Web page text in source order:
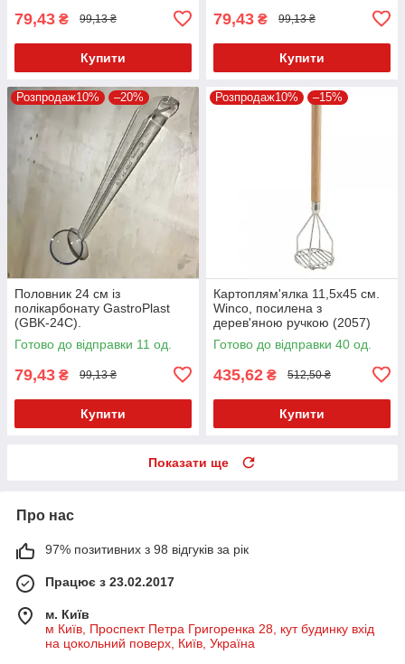
79,43 ₴ 99,13 ₴
Купити
79,43 ₴ 99,13 ₴
Купити
Розпродаж10% –20%
Половник 24 см із
полікарбонату GastroPlast
(GBK-24С).
Готово до відправки 11 од.
79,43 ₴ 99,13 ₴
Купити
Розпродаж10% –15%
Картоплям'ялка 11,5х45 см.
Winco, посилена з
дерев'яною ручкою (2057)
Готово до відправки 40 од.
435,62 ₴ 512,50 ₴
Купити
Показати ще
Про нас
97% позитивних з 98 відгуків за рік
Працює з 23.02.2017
м. Київ
м Київ, Проспект Петра Григоренка 28, кут будинку вхід
на цокольний поверх, Київ, Україна